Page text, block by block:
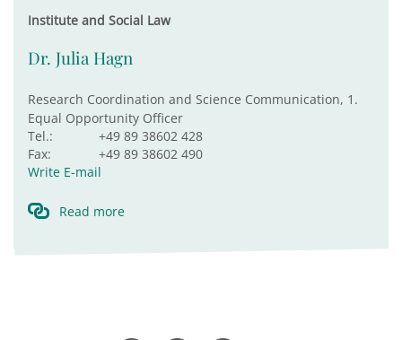
Institute and Social Law
Dr. Julia Hagn
Research Coordination and Science Communication, 1.
Equal Opportunity Officer
Tel.:
+49 89 38602 428
Fax:
+49 89 38602 490
Write E-mail
Read more